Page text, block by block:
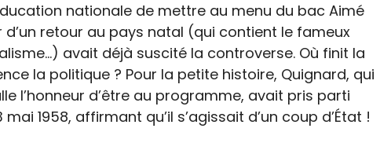
nationale de mettre au menu du bac Aimé
d’un retour au pays natal (qui contient le fameux
avait déjà suscité la controverse. Où finit la
la politique ? Pour la petite histoire, Quignard, qui
l’honneur d’être au programme, avait pris parti
1958, affirmant qu’il s’agissait d’un coup d’État !